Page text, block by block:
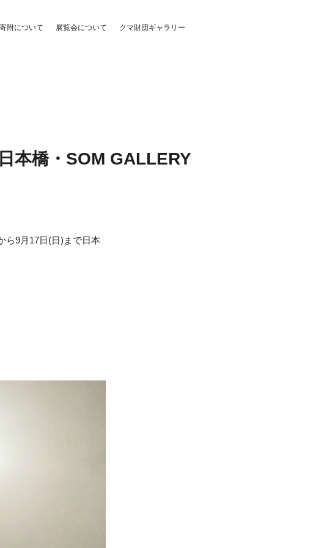
寄附について 展覧会について クマ財団ギャラリー
本橋・SOM GALLERY
ら9月17日(日)まで日本